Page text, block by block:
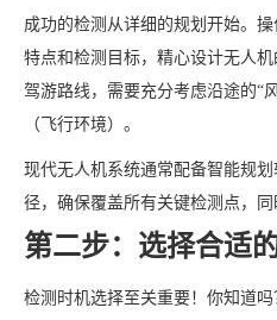
成功的检测从详细的规划开始。
特点和检测目标，精心设计无人
驾游路线，需要充分考虑沿途的“
（飞行环境）。
现代无人机系统通常配备智能规
径，确保覆盖所有关键检测点，同
第二步：选择合适
检测时机选择至关重要！你知道